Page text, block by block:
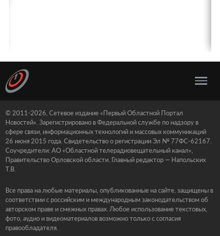
© 2011-2026, Сетевое издание «Первый Областной Портал
Новостей». Зарегистрировано в Федеральной службе по надзору в
сфере связи, информационных технологий и массовых коммуникаций
26 июня 2015 года. Свидетельство о регистрации Эл № 77ФС-62167.
Соучредители: АО «Областной телерадиовещательный канал»,
Правительство Орловской области. Главный редактор — Напольских
Т.В.
Все права на любые материалы, опубликованные на сайте, защищены в
соответствии с российским и международным законодательством об
авторском праве и смежных правах. Любое использование текстовых,
фото, аудио и видеоматериалов возможно только с согласия
правообладателя.